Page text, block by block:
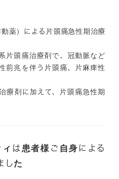
薬）による片頭痛急性期治療
片頭痛治療剤で、冠動脈など
前兆を伴う片頭痛、片麻痺性
療剤に加えて、片頭痛急性期
は患者様ご自身による
した